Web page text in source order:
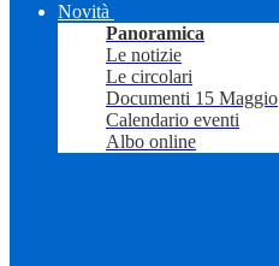
Novità
Panoramica
Le notizie
Le circolari
Documenti 15 Maggio
Calendario eventi
Albo online